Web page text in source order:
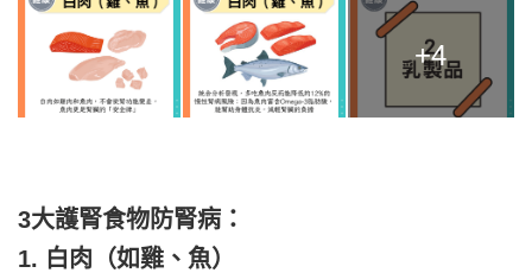
+4
3大護腎食物防腎病：
1. 白肉（如雞、魚）